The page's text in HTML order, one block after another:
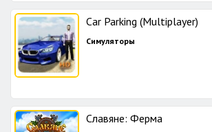
Car Parking (Multiplayer)
Симуляторы
Славяне: Ферма